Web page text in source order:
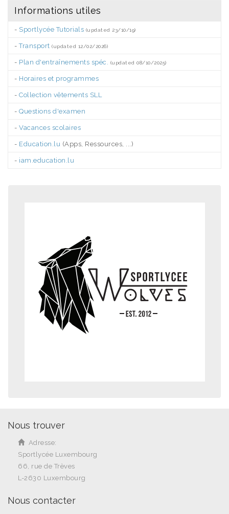
Informations utiles
- Sportlycée Tutorials (updated 23/10/19)
-Transport (updated 12/02/2026)
- Plan d'entraînements spéc. (updated 08/10/2025)
- Horaires et programmes
- Collection vêtements SLL
- Questions d'examen
- Vacances scolaires
- Education.lu (Apps, Ressources, ...)
- iam.education.lu
Nous trouver
Adresse:
Sportlycée Luxembourg
66, rue de Trèves
L-2630 Luxembourg
Nous contacter